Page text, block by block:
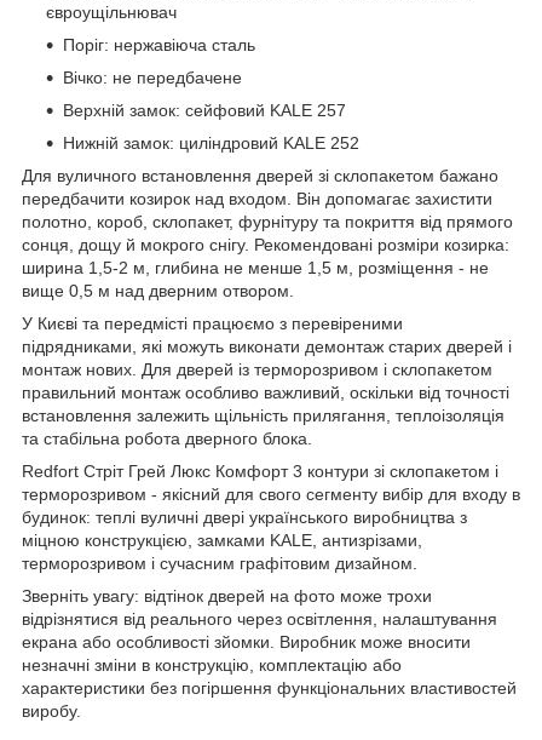
євроущільнювач
Поріг: нержавіюча сталь
Вічко: не передбачене
Верхній замок: сейфовий KALE 257
Нижній замок: циліндровий KALE 252
Для вуличного встановлення дверей зі склопакетом бажано
передбачити козирок над входом. Він допомагає захистити
полотно, короб, склопакет, фурнітуру та покриття від прямого
сонця, дощу й мокрого снігу. Рекомендовані розміри козирка:
ширина 1,5-2 м, глибина не менше 1,5 м, розміщення - не
вище 0,5 м над дверним отвором.
У Києві та передмісті працюємо з перевіреними
підрядниками, які можуть виконати демонтаж старих дверей і
монтаж нових. Для дверей із терморозривом і склопакетом
правильний монтаж особливо важливий, оскільки від точності
встановлення залежить щільність прилягання, теплоізоляція
та стабільна робота дверного блока.
Redfort Стріт Грей Люкс Комфорт 3 контури зі склопакетом і
терморозривом - якісний для свого сегменту вибір для входу в
будинок: теплі вуличні двері українського виробництва з
міцною конструкцією, замками KALE, антизрізами,
терморозривом і сучасним графітовим дизайном.
Зверніть увагу: відтінок дверей на фото може трохи
відрізнятися від реального через освітлення, налаштування
екрана або особливості зйомки. Виробник може вносити
незначні зміни в конструкцію, комплектацію або
характеристики без погіршення функціональних властивостей
виробу.